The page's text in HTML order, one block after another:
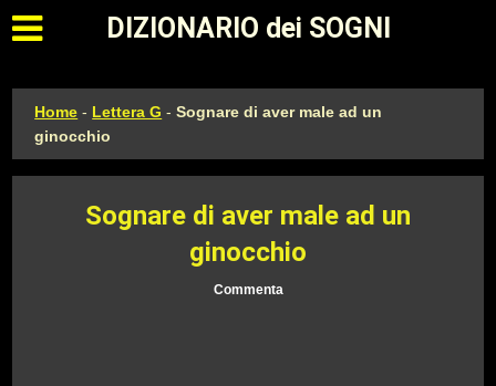
Apri il menu principale
DIZIONARIO dei SOGNI
Home - Lettera G -Sognare di aver male ad un
ginocchio
Sognare di aver male ad un
ginocchio
Commenta